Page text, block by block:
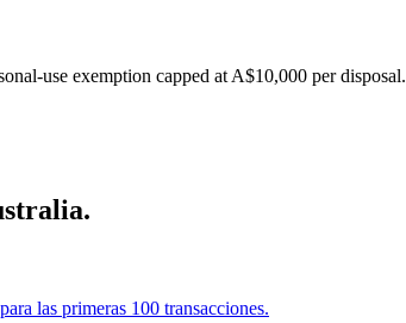
use exemption capped at A$10,000 per disposal.
las primeras 100 transacciones.